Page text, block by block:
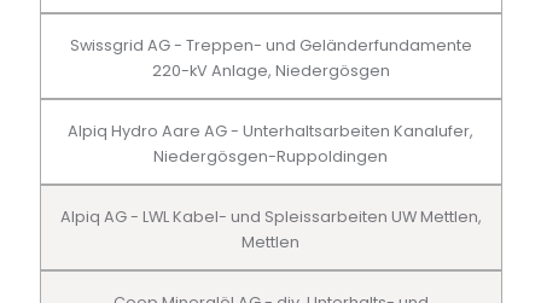
Swissgrid AG - Treppen- und Geländerfundamente
220-kV Anlage, Niedergösgen
Alpiq Hydro Aare AG - Unterhaltsarbeiten Kanalufer,
Niedergösgen-Ruppoldingen
Alpiq AG - LWL Kabel- und Spleissarbeiten UW Mettlen,
Mettlen